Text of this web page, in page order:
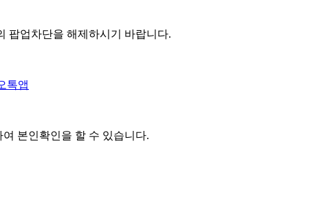
팝업차단을 해제하시기 바랍니다.
톡앱
여 본인확인을 할 수 있습니다.